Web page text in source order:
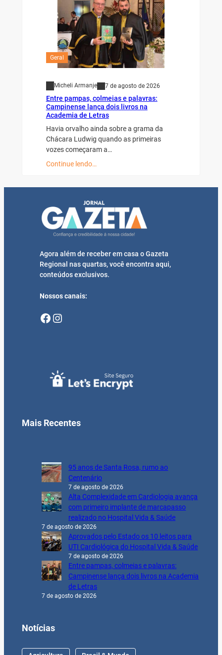
Geral
Micheli Armanje 7 de agosto de 2026
Entre pampas, colmeias e palavras:
Campinense lança dois livros na
Academia de Letras
Havia orvalho ainda sobre a grama da
Chácara Ludwig quando as primeiras
vozes começaram a…
Continue lendo…
Agora além de receber em casa o Gazeta
Regional nas quartas, você encontra aqui,
conteúdos exclusivos.
Nossos canais:
Facebook Instagram
Mais Recentes
95 anos de Santa Rosa, rumo ao
Centenário
7 de agosto de 2026
Alta Complexidade em Cardiologia avança
com primeiro implante de marcapasso
realizado no Hospital Vida & Saúde
7 de agosto de 2026
Aprovados pelo Estado os 10 leitos para
UTI Cardiológica do Hospital Vida & Saúde
7 de agosto de 2026
Entre pampas, colmeias e palavras:
Campinense lança dois livros na Academia
de Letras
7 de agosto de 2026
Notícias